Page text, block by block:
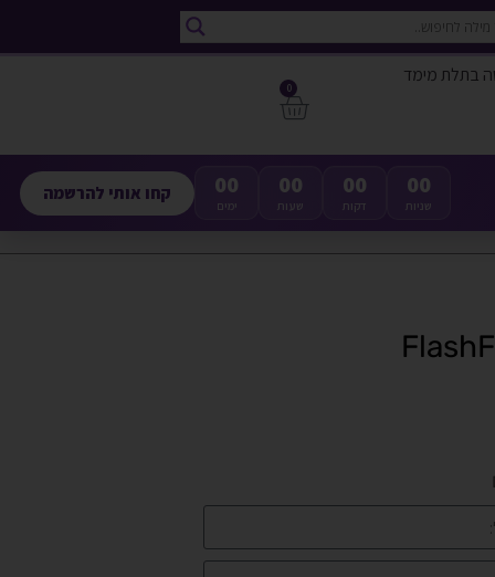
בתלת מימד
0
00
ימים
00
שעות
00
דקות
00
שניות
קחו אותי להרשמה